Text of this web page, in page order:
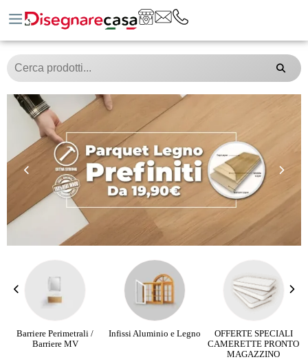
Infissi Aluminio e Legno
OFFERTE SPECIALI
Parquet Maxi Plancia 3
Strip da 12,90 €